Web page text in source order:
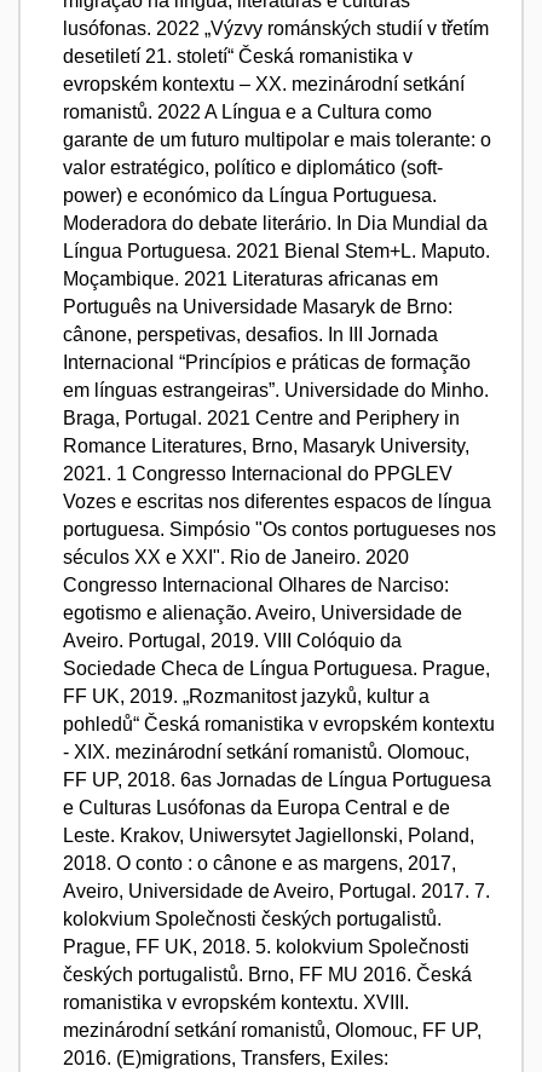
lusófonas. 2022 „Výzvy románských studií v třetím
desetiletí 21. století“ Česká romanistika v
evropském kontextu – XX. mezinárodní setkání
romanistů. 2022 A Língua e a Cultura como
garante de um futuro multipolar e mais tolerante: o
valor estratégico, político e diplomático (soft-
power) e económico da Língua Portuguesa.
Moderadora do debate literário. In Dia Mundial da
Língua Portuguesa. 2021 Bienal Stem+L. Maputo.
Moçambique. 2021 Literaturas africanas em
Português na Universidade Masaryk de Brno:
cânone, perspetivas, desafios. In III Jornada
Internacional “Princípios e práticas de formação
em línguas estrangeiras”. Universidade do Minho.
Braga, Portugal. 2021 Centre and Periphery in
Romance Literatures, Brno, Masaryk University,
2021. 1 Congresso Internacional do PPGLEV
Vozes e escritas nos diferentes espacos de língua
portuguesa. Simpósio "Os contos portugueses nos
séculos XX e XXI". Rio de Janeiro. 2020
Congresso Internacional Olhares de Narciso:
egotismo e alienação. Aveiro, Universidade de
Aveiro. Portugal, 2019. VIII Colóquio da
Sociedade Checa de Língua Portuguesa. Prague,
FF UK, 2019. „Rozmanitost jazyků, kultur a
pohledů“ Česká romanistika v evropském kontextu
- XIX. mezinárodní setkání romanistů. Olomouc,
FF UP, 2018. 6as Jornadas de Língua Portuguesa
e Culturas Lusófonas da Europa Central e de
Leste. Krakov, Uniwersytet Jagiellonski, Poland,
2018. O conto : o cânone e as margens, 2017,
Aveiro, Universidade de Aveiro, Portugal. 2017. 7.
kolokvium Společnosti českých portugalistů.
Prague, FF UK, 2018. 5. kolokvium Společnosti
českých portugalistů. Brno, FF MU 2016. Česká
romanistika v evropském kontextu. XVIII.
mezinárodní setkání romanistů, Olomouc, FF UP,
2016. (E)migrations, Transfers, Exiles: